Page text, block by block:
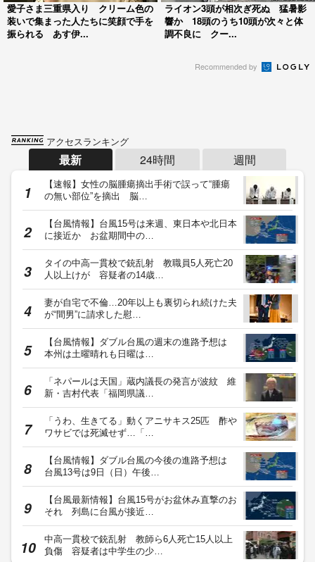
愛子さま三重県入り クリーム色の
装いで集まった人たちに笑顔で手を
振られる あす伊...
ライオン3頭が相次ぎ死ぬ 猛暑影
響か 18頭のうち10頭が次々と体
調不良に クー...
Recommended by
アクセスランキング
最新 24時間 週間
【速報】女性の脳腫瘍摘出手術で誤って“腫瘍
の無い部位”を摘出 脳…
【台風情報】台風15号は来週、東日本や北日本
に接近か お盆期間中の…
タイの中高一貫校で銃乱射 教職員5人死亡20
人以上けが 容疑者の14歳…
妻が自宅で不倫…20年以上も裏切られ続けた夫
が“間男”に請求した慰…
【台風情報】ダブル台風の週末の進路予想は
本州は土曜晴れも日曜は…
「ネパールは天国」蔵内議長の発言が波紋 維
新・吉村代表「福岡県議…
「うわ、生きてる」動くアニサキス25匹 酢や
ワサビでは死滅せず…「…
【台風情報】ダブル台風の今後の進路予想は
台風13号は9日（日）午後…
【台風最新情報】台風15号がお盆休み直撃のお
それ 列島に台風が接近…
中高一貫校で銃乱射 教師ら6人死亡15人以上
負傷 容疑者は中学生の少…